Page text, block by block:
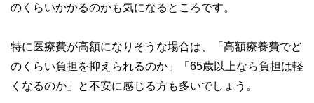
のくらいかかるのかも気になるところです。
特に医療費が高額になりそうな場合は、「高額療養費でど
のくらい負担を抑えられるのか」「65歳以上なら負担は軽
くなるのか」と不安に感じる方も多いでしょう。